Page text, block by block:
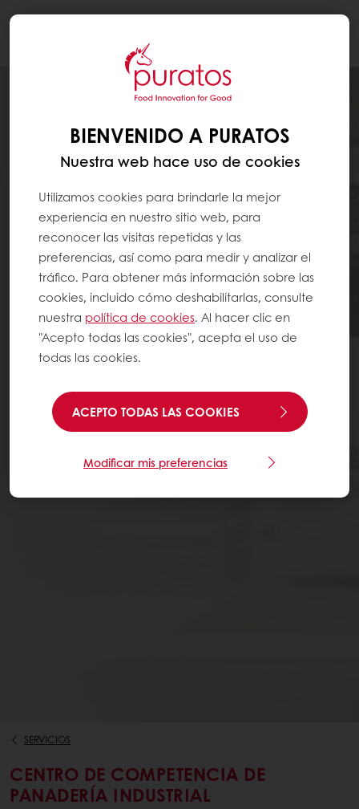
SERVICIOS
CENTRO DE COMPETENCIA DE
PANADERÍA INDUSTRIAL
BIENVENIDO A PURATOS
Nuestra web hace uso de cookies
Utilizamos cookies para brindarle la mejor
experiencia en nuestro sitio web, para
reconocer las visitas repetidas y las
preferencias, así como para medir y analizar el
tráfico. Para obtener más información sobre las
cookies, incluido cómo deshabilitarlas, consulte
nuestra política de cookies. Al hacer clic en
"Acepto todas las cookies", acepta el uso de
todas las cookies.
ACEPTO TODAS LAS COOKIES
Modificar mis preferencias